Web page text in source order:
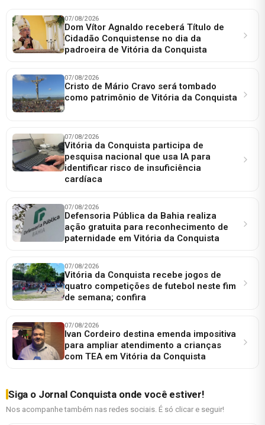
07/08/2026
Dom Vítor Agnaldo receberá Título de
Cidadão Conquistense no dia da
padroeira de Vitória da Conquista
07/08/2026
Cristo de Mário Cravo será tombado
como patrimônio de Vitória da Conquista
07/08/2026
Vitória da Conquista participa de
pesquisa nacional que usa IA para
identificar risco de insuficiência
cardíaca
07/08/2026
Defensoria Pública da Bahia realiza
ação gratuita para reconhecimento de
paternidade em Vitória da Conquista
07/08/2026
Vitória da Conquista recebe jogos de
quatro competições de futebol neste fim
de semana; confira
07/08/2026
Ivan Cordeiro destina emenda impositiva
para ampliar atendimento a crianças
com TEA em Vitória da Conquista
Siga o Jornal Conquista onde você estiver!
Nos acompanhe também nas redes sociais. É só clicar e seguir!